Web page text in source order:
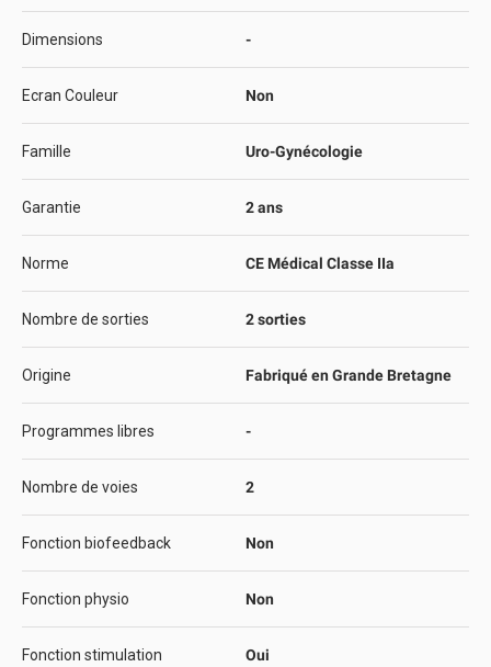
Dimensions -
Ecran Couleur Non
Famille Uro-Gynécologie
Garantie 2 ans
Norme CE Médical Classe IIa
Nombre de sorties 2 sorties
Origine Fabriqué en Grande Bretagne
Programmes libres -
Nombre de voies 2
Fonction biofeedback Non
Fonction physio Non
Fonction stimulation Oui